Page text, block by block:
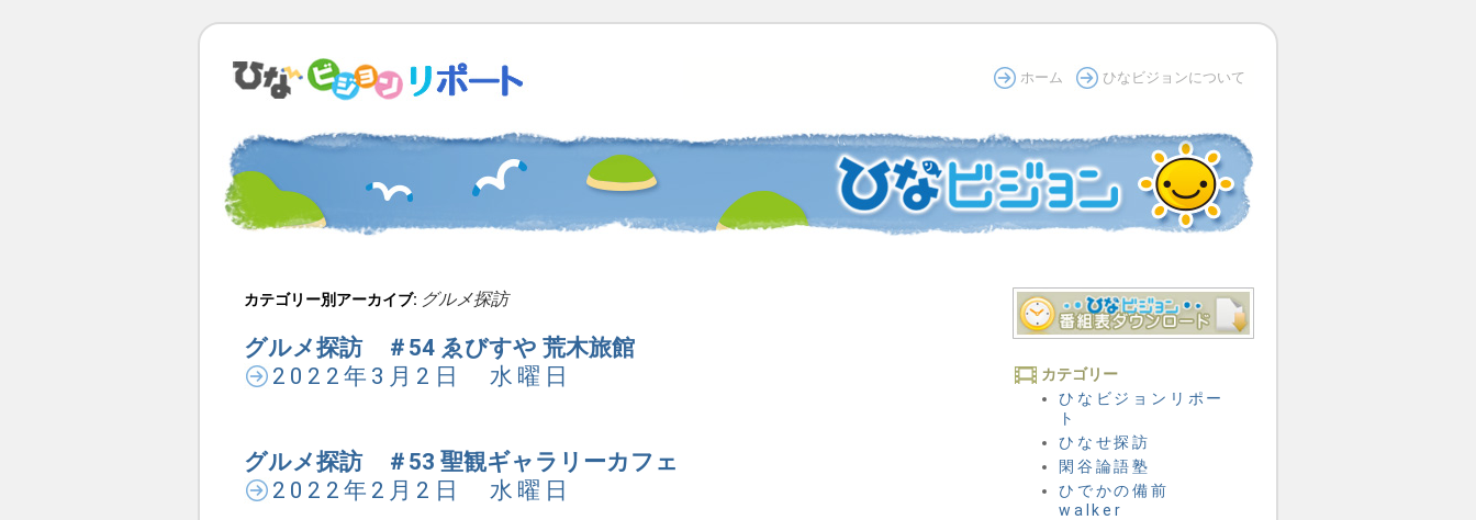
ホーム ひなビジョンについて
カテゴリー別アーカイブ: グルメ探訪
グルメ探訪 ＃54 ゑびすや 荒木旅館
2022年3月2日 水曜日
グルメ探訪 ＃53 聖観ギャラリーカフェ
2022年2月2日 水曜日
カテゴリー
ひなビジョンリポー
ト
ひなせ探訪
閑谷論語塾
ひでかの備前
walker